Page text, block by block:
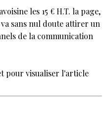
les 15 € H.T. la page,
sans nul doute attirer un
de la communication
pour visualiser l'article